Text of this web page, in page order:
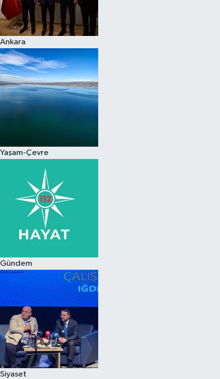
Ankara
Yaşam-Çevre
Gündem
Siyaset
Spor
Çocuk
Eğitim
Kim kimdir?
Kültür Sanat
Sağlık
Siyaset
Teknoloji
Yaşam-Çevre